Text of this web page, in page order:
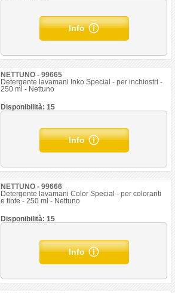
Info
NETTUNO - 99665
Detergente lavamani Inko Special - per inchiostri -
250 ml - Nettuno
Disponibilità: 15
Info
NETTUNO - 99666
Detergente lavamani Color Special - per coloranti
e tinte - 250 ml - Nettuno
Disponibilità: 15
Info